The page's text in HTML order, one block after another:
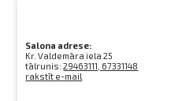
Salona adrese:
Kr. Valdemāra iela 25
tālrunis:29463111, 67331148
rakstīt e-mail